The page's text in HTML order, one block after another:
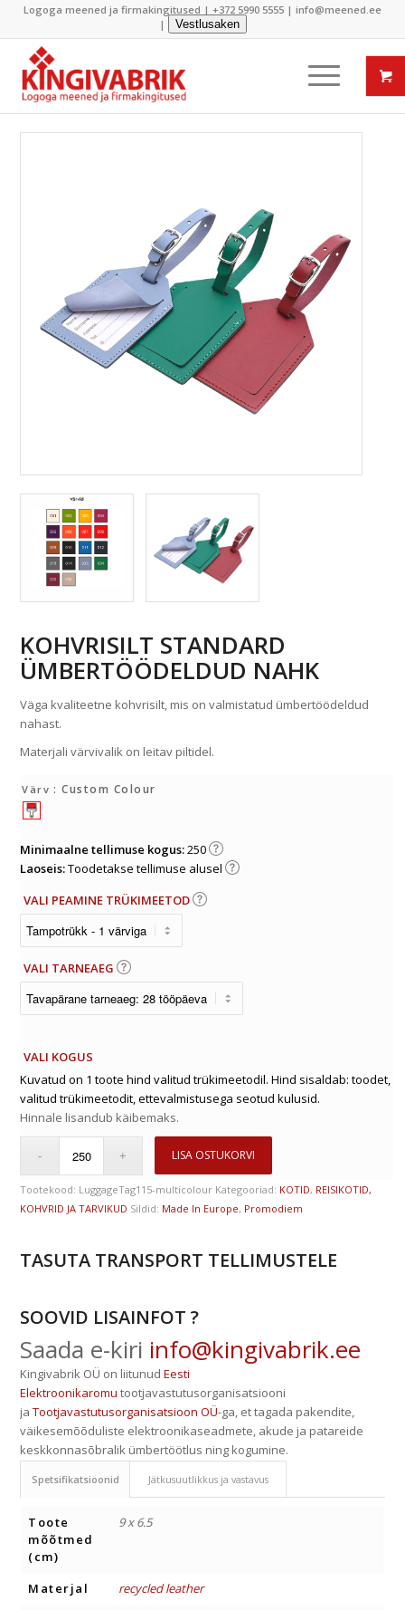
Logoga meened ja firmakingitused | +372 5990 5555 | info@meened.ee
|
Vestlusaken
KOHVRISILT STANDARD
ÜMBERTÖÖDELDUD NAHK
Väga kvaliteetne kohvrisilt, mis on valmistatud ümbertöödeldud
nahast.
Materjali värvivalik on leitav piltidel.
Värv : Custom Colour
Minimaalne tellimuse kogus:250
Laoseis:Toodetakse tellimuse alusel
VALI PEAMINE TRÜKIMEETOD
VALI TARNEAEG
VALI KOGUS
Kuvatud on 1 toote hind valitud trükimeetodil. Hind sisaldab: toodet,
valitud trükimeetodit, ettevalmistusega seotud kulusid.
Hinnale lisandub käibemaks.
LISA OSTUKORVI
Tootekood: LuggageTag115-multicolour Kategooriad: KOTID, REISIKOTID,
KOHVRID JA TARVIKUD Sildid: Made In Europe, Promodiem
TASUTA TRANSPORT TELLIMUSTELE
SOOVID LISAINFOT ?
Saada e-kiri info@kingivabrik.ee
Kingivabrik OÜ on liitunudEesti
Elektroonikaromu tootjavastutusorganisatsiooni
jaTootjavastutusorganisatsioon OÜ-ga, et tagada pakendite,
väikesemõõduliste elektroonikaseadmete, akude ja patareide
keskkonnasõbralik ümbertöötlus ning kogumine.
Spetsifikatsioonid Jätkusuutlikkus ja vastavus
Toote
mõõtmed
(cm)
9 x 6.5
Materjal
recycled leather